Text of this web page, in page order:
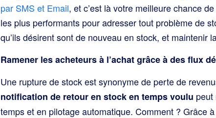
par SMS et Email, et c’est là votre meilleure chance
les plus performants pour adresser tout problème de
qu’ils désirent sont de nouveau en stock, et maintenir
Ramener les acheteurs à l’achat grâce à des flux
Une rupture de stock est synonyme de perte de
notification de retour en stock en temps voulu peut
temps et en pilotage automatique. Comment ? Grâce